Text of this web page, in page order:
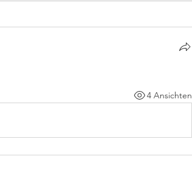
4 Ansichten